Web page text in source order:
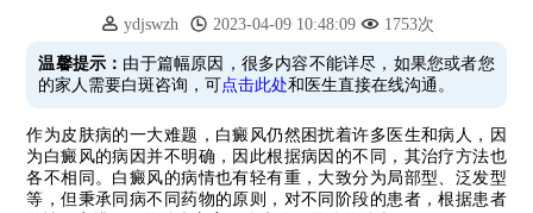
恭贺伍德镜检查系统成功落户!暑期超强福利点击领取!
ydjswzh 2023-04-09 10:48:09 1753次
温馨提示： 由于篇幅原因，很多内容不能详尽，如果您或者您
的家人需要白斑咨询，可点击此处和医生直接在线沟通。
作为皮肤病的一大难题，白癜风仍然困扰着许多医生和病人，因
为白癜风的病因并不明确，因此根据病因的不同，其治疗方法也
各不相同。白癜风的病情也有轻有重，大致分为局部型、泛发型
等，但秉承同病不同药物的原则，对不同阶段的患者，根据患者